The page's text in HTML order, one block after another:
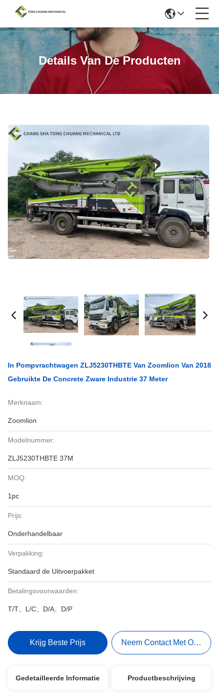
Details Van De Producten
In Pompvrachtwagen ZLJ5230THBTE Van Zoomlion Van 2018
Gebruikte De Concrete Zware Industrie 37 Meter
Merknaam:
Zoomlion
Modelnummer:
ZLJ5230THBTE 37M
MOQ:
1pc
Prijs:
Onderhandelbaar
Verpakking:
Standaard de Uitvoerpakket
Betalingsvoorwaarden:
T/T、L/C、D/A、D/P
Krijg Beste Prijs Neem Contact Met Ons Op
Gedetailleerde Informatie Productbeschrijving